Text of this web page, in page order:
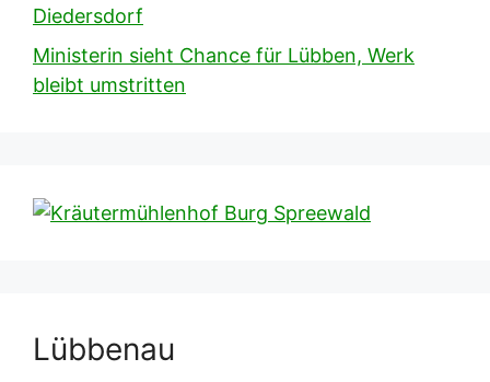
Diedersdorf
Ministerin sieht Chance für Lübben, Werk
bleibt umstritten
Lübbenau